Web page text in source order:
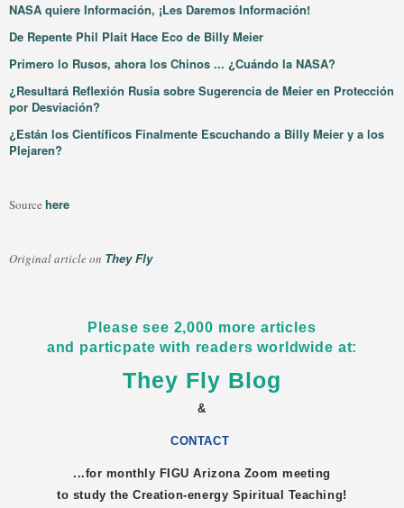
NASA quiere Información, ¡Les Daremos Información!
De Repente Phil Plait Hace Eco de Billy Meier
Primero lo Rusos, ahora los Chinos ... ¿Cuándo la NASA?
¿Resultará Reflexión Rusia sobre Sugerencia de Meier en Protección
por Desviación?
¿Están los Científicos Finalmente Escuchando a Billy Meier y a los
Plejaren?
Source here
Original article on They Fly
Please see 2,000 more articles
and particpate with readers worldwide at:
They Fly Blog
&
CONTACT
...for monthly FIGUArizona Zoom meeting
to study the Creation-energy Spiritual Teaching!